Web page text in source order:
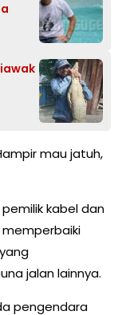
mau jatuh,
kabel dan
jalan lainnya.
pengendara